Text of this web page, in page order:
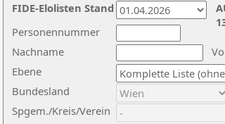
Nachname
Ebene
Personennummer
Bundesland
Spgem./Kreis/Verein
FIDE-Elolisten Stand